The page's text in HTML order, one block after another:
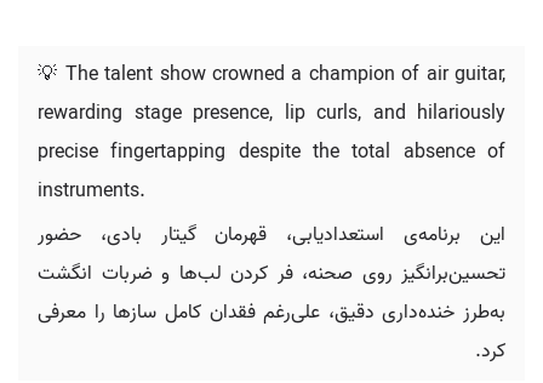
💡 The talent show crowned a champion of air guitar,
rewarding stage presence, lip curls, and hilariously
precise fingertapping despite the total absence of
instruments.
این برنامه‌ی استعدادیابی، قهرمان گیتار بادی، حضور
تحسین‌برانگیز روی صحنه، فر کردن لب‌ها و ضربات انگشت
به‌طرز خنده‌داری دقیق، علی‌رغم فقدان کامل سازها را معرفی
کرد.